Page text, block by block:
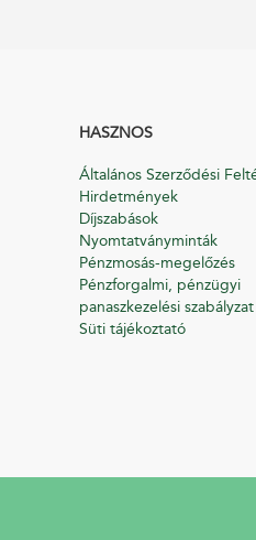
HASZNOS
Általános Szerződési
Hirdetmények
Díjszabások
Nyomtatványminták
Pénzmosás-megelőzés
Pénzforgalmi, pénzügyi
panaszkezelési szabályzat
Süti tájékoztató